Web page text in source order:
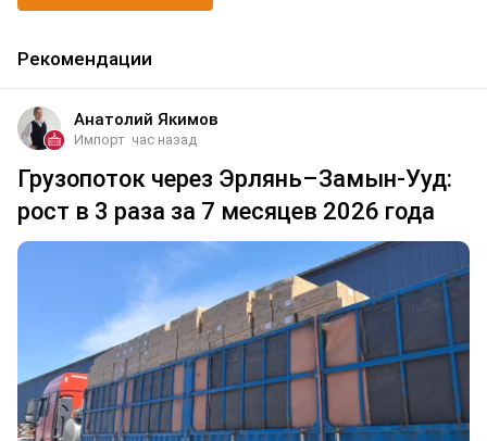
Рекомендации
Анатолий Якимов
Импорт час назад
Грузопоток через Эрлянь–Замын-Ууд:
рост в 3 раза за 7 месяцев 2026 года